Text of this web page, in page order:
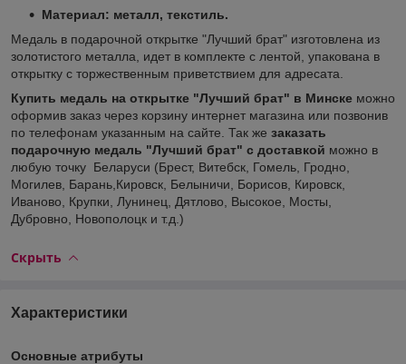
Материал: металл, текстиль.
Медаль в подарочной открытке "Лучший брат" изготовлена из
золотистого металла, идет в комплекте с лентой, упакована в
открытку с торжественным приветствием для адресата.
Купить медаль на открытке "Лучший брат" в Минске можно
оформив заказ через корзину интернет магазина или позвонив
по телефонам указанным на сайте. Так же заказать
подарочную медаль "Лучший брат" с доставкой можно в
любую точку Беларуси (Брест, Витебск, Гомель, Гродно,
Могилев, Барань,Кировск, Белыничи, Борисов, Кировск,
Иваново, Крупки, Лунинец, Дятлово, Высокое, Мосты,
Дубровно, Новополоцк и т.д.)
Скрыть
Характеристики
Основные атрибуты